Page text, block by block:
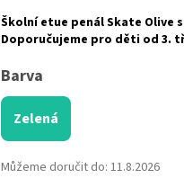
Barva
Zelená
Můžeme doručit do: 11.8.2026
Školní etue penál Skate Olive
Doporučujeme pro děti od 3.